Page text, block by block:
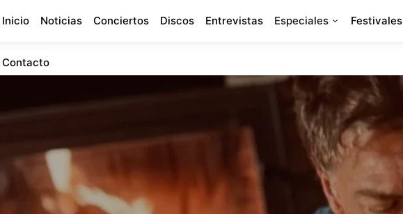
Inicio Noticias Conciertos Discos Entrevistas Especiales Festivales
Contacto